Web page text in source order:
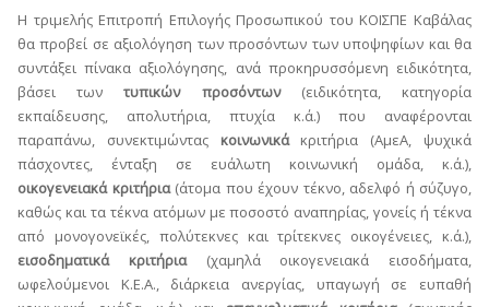
Η τριμελής Επιτροπή Επιλογής Προσωπικού του ΚΟΙΣΠΕ Καβάλας
θα προβεί σε αξιολόγηση των προσόντων των υποψηφίων και θα
συντάξει πίνακα αξιολόγησης, ανά προκηρυσσόμενη ειδικότητα,
βάσει τωντυπικών προσόντων(ειδικότητα, κατηγορία
εκπαίδευσης, απολυτήρια, πτυχία κ.ά.) που αναφέρονται
παραπάνω, συνεκτιμώντας κοινωνικάκριτήρια (ΑμεΑ, ψυχικά
πάσχοντες, ένταξη σε ευάλωτη κοινωνική ομάδα, κ.ά.),
οικογενειακά κριτήρια(άτομα που έχουν τέκνο, αδελφό ή σύζυγο,
καθώς και τα τέκνα ατόμων με ποσοστό αναπηρίας, γονείς ή τέκνα
από μονογονεϊκές, πολύτεκνες και τρίτεκνες οικογένειες, κ.ά.),
εισοδηματικά κριτήρια(χαμηλά οικογενειακά εισοδήματα,
ωφελούμενοι Κ.Ε.Α., διάρκεια ανεργίας, υπαγωγή σε ευπαθή